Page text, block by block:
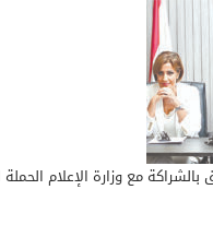
بالشراكة مع وزارة الإعلام